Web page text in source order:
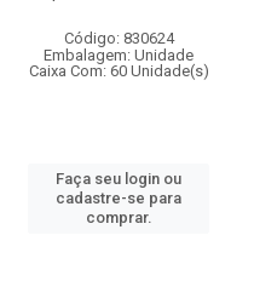
Código: 830624
Embalagem: Unidade
Caixa Com: 60 Unidade(s)
Faça seu login ou
cadastre-se para
comprar.